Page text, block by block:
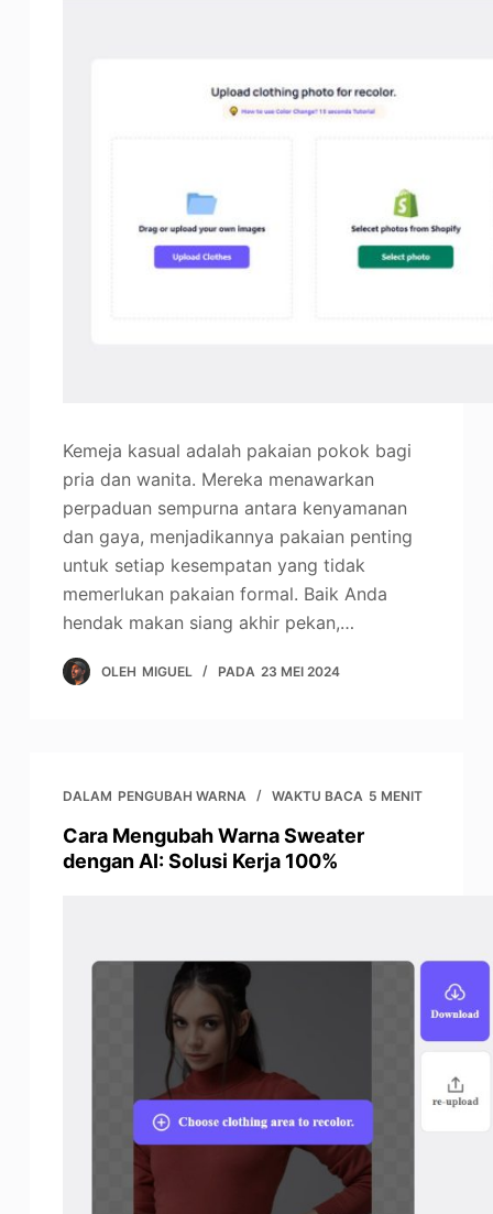
Kemeja kasual adalah pakaian pokok bagi
pria dan wanita. Mereka menawarkan
perpaduan sempurna antara kenyamanan
dan gaya, menjadikannya pakaian penting
untuk setiap kesempatan yang tidak
memerlukan pakaian formal. Baik Anda
hendak makan siang akhir pekan,…
OLEH MIGUEL PADA 23 MEI 2024
DALAM PENGUBAH WARNA WAKTU BACA 5 MENIT
Cara Mengubah Warna Sweater
dengan AI: Solusi Kerja 100%